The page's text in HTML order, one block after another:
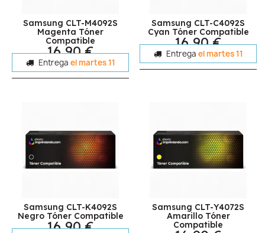
Samsung CLT-M4092S
Magenta Tóner
Compatible
16,90 €
Entrega el martes 11
Samsung CLT-C4092S
Cyan Tóner Compatible
16,90 €
Entrega el martes 11
Samsung CLT-K4092S
Negro Tóner Compatible
16,90 €
Samsung CLT-Y4072S
Amarillo Tóner
Compatible